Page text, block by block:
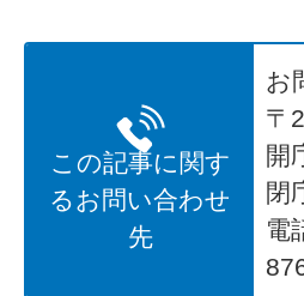
この記事に関す
るお問い合わせ
先
お
〒
開
閉
電